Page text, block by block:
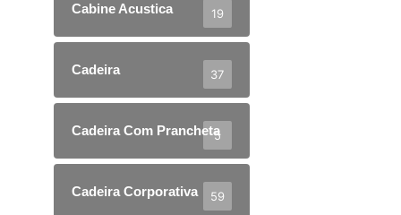
Cabine Acustica 19
Cadeira 37
Cadeira Com Prancheta
5
Cadeira Corporativa 59